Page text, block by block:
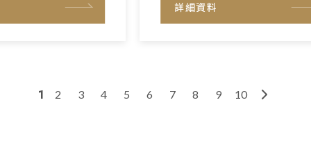
詳細資料
1 2 3 4 5 6 7 8 9 10